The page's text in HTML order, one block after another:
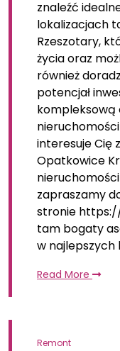
znaleźć
lokalizacjach
Rzeszotary,
życia oraz
również
potencjał
kompleksową
interesuje Cię
Opatkowice
zapraszamy
stronie
tam bogaty
w najlepszych
Read More
Remont